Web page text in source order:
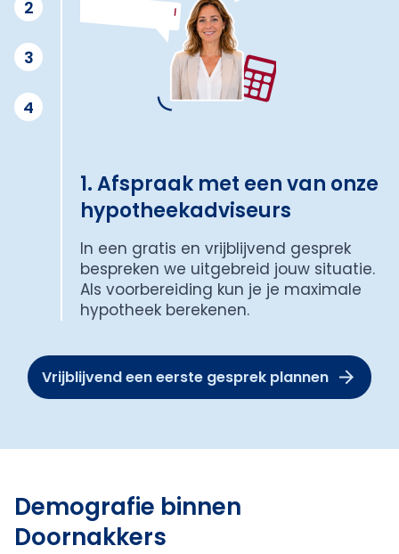
2
3
4
1. Afspraak met een van onze
hypotheekadviseurs
In een gratis en vrijblijvend gesprek
bespreken we uitgebreid jouw situatie.
Als voorbereiding kun je je maximale
hypotheek berekenen.
Vrijblijvend een eerste gesprek plannen
Demografie binnen
Doornakkers